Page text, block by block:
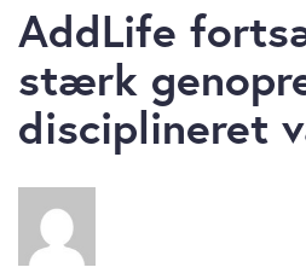
AddLife
stærk
disciplineret